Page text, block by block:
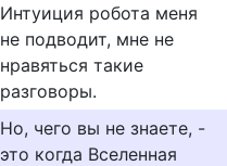
Интуиция робота меня
не подводит, мне не
нравяться такие
разговоры.
Но, чего вы не знаете, -
это когда Вселенная